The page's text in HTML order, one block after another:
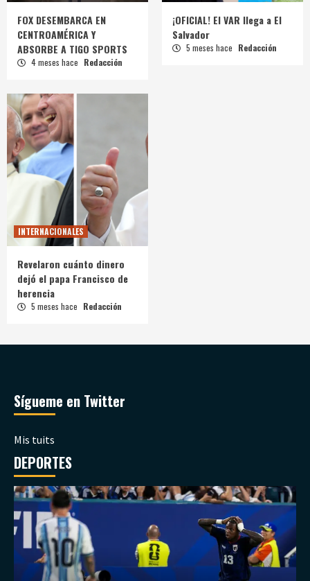
FOX DESEMBARCA EN
CENTROAMÉRICA Y
ABSORBE A TIGO SPORTS
4 meses hace Redacción
¡OFICIAL! El VAR llega a El
Salvador
5 meses hace Redacción
INTERNACIONALES
Revelaron cuánto dinero
dejó el papa Francisco de
herencia
5 meses hace Redacción
Sígueme en Twitter
Mis tuits
DEPORTES